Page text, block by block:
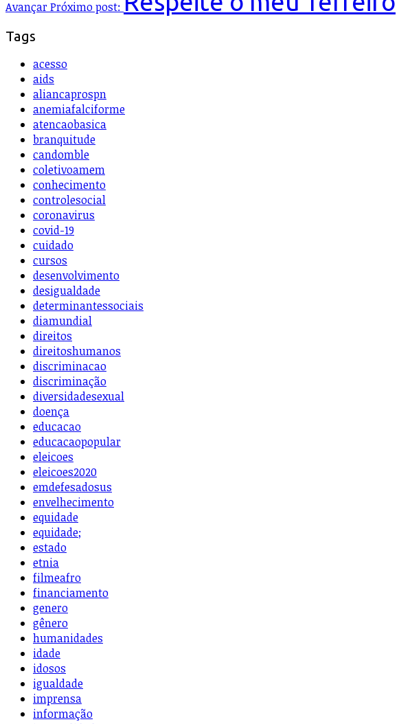
AvançarPróximo post:
Tags
acesso
aids
aliancaprospn
anemiafalciforme
atencaobasica
branquitude
candomble
coletivoamem
conhecimento
controlesocial
coronavirus
covid-19
cuidado
cursos
desenvolvimento
desigualdade
determinantessociais
diamundial
direitos
direitoshumanos
discriminacao
discriminação
diversidadesexual
doença
educacao
educacaopopular
eleicoes
eleicoes2020
emdefesadosus
envelhecimento
equidade
equidade;
estado
etnia
filmeafro
financiamento
genero
gênero
humanidades
idade
idosos
igualdade
imprensa
informação